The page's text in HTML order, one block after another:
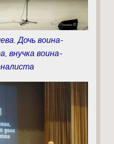
Дочь воина-
внучка воина-